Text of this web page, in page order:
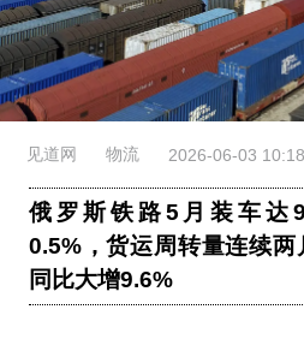
见道网 物流 2026-06-03 10:18
俄罗斯铁路5月装车达
0.5%，货运周转量连续
同比大增9.6%